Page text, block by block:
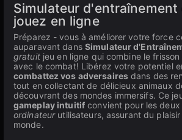
Simulateur
jouez en ligne ️ ️ ️ ️
Préparez - vous à améliorer votre force
auparavant dans Simulateur
gratuitjeu en ligne qui combine le
avec le combat! Libérez votre potentiel
combattez vos adversaires dans des
tout en collectant de délicieux animaux
découvrant des mondes immersifs. Ce
gameplay intuitif convient pour les deux
ordinateurutilisateurs, assurant du
monde.